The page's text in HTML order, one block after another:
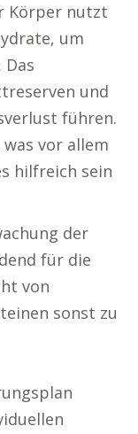
Körper nutzt
um
und
führen.
vor allem
hilfreich sein
der
für die
von
sonst zu